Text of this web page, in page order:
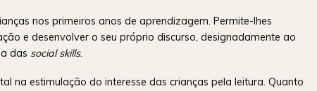
nos primeiros anos de aprendizagem. Permite-lhes
e desenvolver o seu próprio discurso, designadamente ao
das social skills.
na estimulação do interesse das crianças pela leitura. Quanto